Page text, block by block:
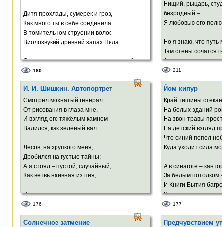
До тех времён ни щедрый опыт зверя,
Ни зависть чёрную, ни стук пустых сердец.
Я убеждён!..
Дитя прохлады, сумерек и гроз,
Как много ты в себе соединила:
В томительном струении волос
Виолозвукий древний запах Нила
Смешался с космоса неведомою силой;
Миниатюрной арфой тонкий нос
Парит над ртом, где белые светила
Зубов сверкают влагой белых роз.
Порывисто и по-девичьи мило
Ты иногда сбивалась и фолила,
А твой изящной формы силуэт
В души моей сияющем зените –
Увитый Серенадой* твой портрет.
180
Нищий, рыцарь,
безродный –
Я любовью его
Но я знаю, что
Там стены сочатся
Там пол весь
И слугами будут
Отец мой, ещё
Позволь
И в пруд заглянуть,
И в нём угадать,
правда!
В пруду утоплю
211
И. И. Шишкин. Автопортрет
Смотрел мохнатый генерал
От рисования в глаза мне,
И взгляд его тяжёлым камнем
Валился, как зелёный вал
Лесов, на хрупкого меня,
Дробился на густые тайны;
А я стоял – пустой, случайный,
Как ветвь наивная из пня,
И чуда ждал.
И старый шмель
Леса, дубравы, рощи, чтобы
176
Йом кипур
Край тишины
На белых зданий
На звон травы
На детский взгляд
Что синий пепел
Куда уходит сила
А в синагоге –
За белым потолком
И Книги Бытия
И шелестение
То в занебесье
177
Солнечное затмение Предчувствием